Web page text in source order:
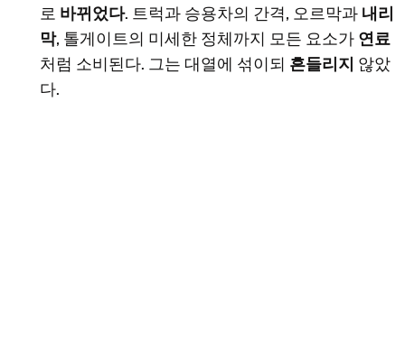
로 바뀌었다. 트럭과 승용차의 간격, 오르막과 내리
막, 톨게이트의 미세한 정체까지 모든 요소가 연료
처럼 소비된다. 그는 대열에 섞이되 흔들리지 않았
다.